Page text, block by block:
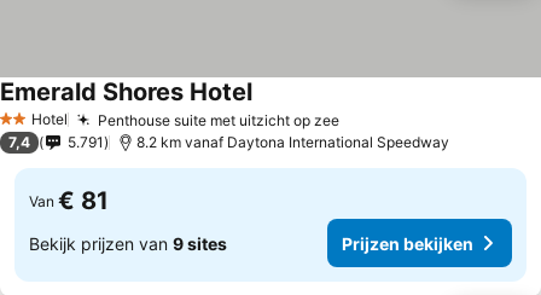
2 Sterren
Hotel Penthouse suite met uitzicht op zeePrijzen bekijken
Emerald Shores HotelPrijzen bekijken
7,4 5.791 8.2 km vanaf Daytona International Speedway
Van € 81
Bekijk prijzen van 9 sites Prijzen bekijken